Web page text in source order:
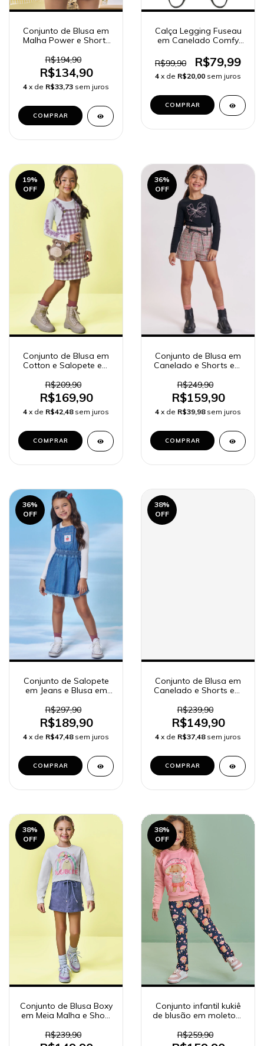
Conjunto de Blusa em
Malha Power e Shorts
89607 Kukiê Infantil
Menina
R$194,90
R$134,90
4 x de R$33,73 sem juros
COMPRAR
Calça Legging Fuseau
em Canelado Comfy
Menina
R$99,90 R$79,99
4 x de R$20,00 sem juros
COMPRAR
19%
OFF
Conjunto de Blusa em
Cotton e Salopete em
Infantil Menina
R$209,90
R$169,90
4 x de R$42,48 sem juros
COMPRAR
36%
OFF
Conjunto de Blusa em
Canelado e Shorts em
91822 Kukiê Infantil
Menina
R$249,90
R$159,90
4 x de R$39,98 sem juros
COMPRAR
36%
OFF
Conjunto de Salopete
em Jeans e Blusa em
Infantil Menina
R$297,90
R$189,90
4 x de R$47,48 sem juros
COMPRAR
38%
OFF
Conjunto de Blusa em
Canelado e Shorts em
Kukiê Infantil Menina
R$239,90
R$149,90
4 x de R$37,48 sem juros
COMPRAR
38%
OFF
Conjunto de Blusa Boxy
em Meia Malha e Short
90679 Kukiê Infantil
Menina
R$239,90
38%
OFF
Conjunto infantil kukiê
de blusão em moletom
R$259,90